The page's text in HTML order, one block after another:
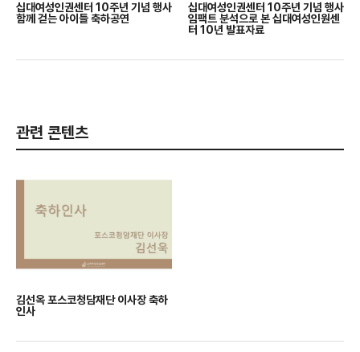
십대여성인권센터 10주년 기념 행사
함께 걷는 아이들 축하공연
십대여성인권센터 10주년 기념 행사
임팩트 분석으로 본 십대여성인원센
터 10년 발표자료
관련 콘텐츠
김선옥 포스코청담재단 이사장 축하
인사